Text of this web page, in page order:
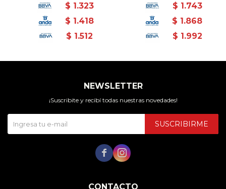
$ 1.323
$ 1.418
$ 1.512
$ 1.743
$ 1.868
$ 1.992
CONTACTO
NEWSLETTER
¡Suscribite y recibí todas nuestras novedades!
SUSCRIBIRME
 